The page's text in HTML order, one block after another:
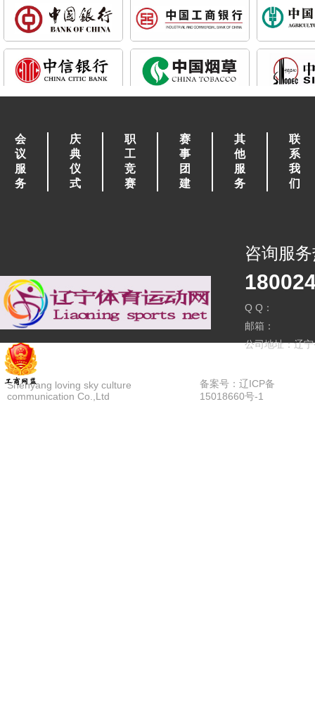
会
议
服
务
庆
典
仪
式
职
工
竞
赛
赛
事
团
建
其
他
服
务
联
系
我
们
咨询服
Q Q：
邮箱：
公司地址：辽
Shenyang loving sky culture
communication Co.,Ltd
备案号：辽ICP备
15018660号-1